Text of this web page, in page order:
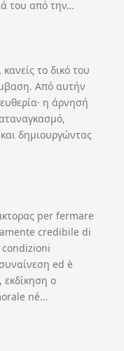
του από την…
το δικό του
Από αυτήν
η άρνησή
δημιουργώντας
per fermare
credibile di
ed è
o
né…